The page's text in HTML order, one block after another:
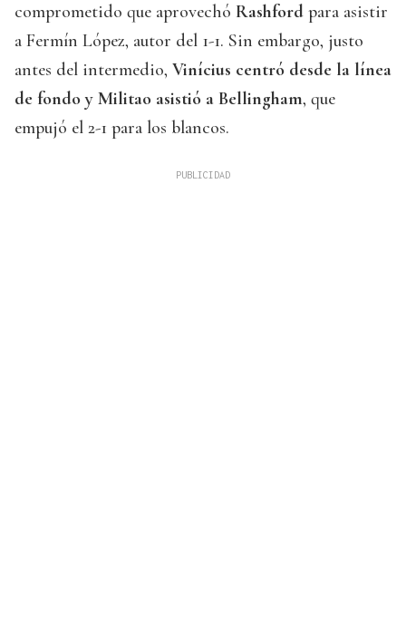
comprometido que aprovechó Rashford para asistir
a Fermín López, autor del 1-1. Sin embargo, justo
antes del intermedio, Vinícius centró desde la línea
de fondo y Militao asistió a Bellingham, que
empujó el 2-1 para los blancos.